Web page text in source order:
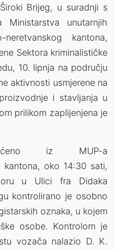
Brijeg, u suradnji s
Ministarstva unutarnjih
neretvanskog kantona,
Sektora kriminalističke
10. lipnja na području
aktivnosti usmjerene na
i stavljanja u
prilikom zaplijenjena je
iz MUP-a
kantona, oko 14:30 sati,
u Ulici fra Didaka
kontrolirano je osobno
oznaka, u kojem
osobe. Kontrolom je
vozača nalazio D. K.